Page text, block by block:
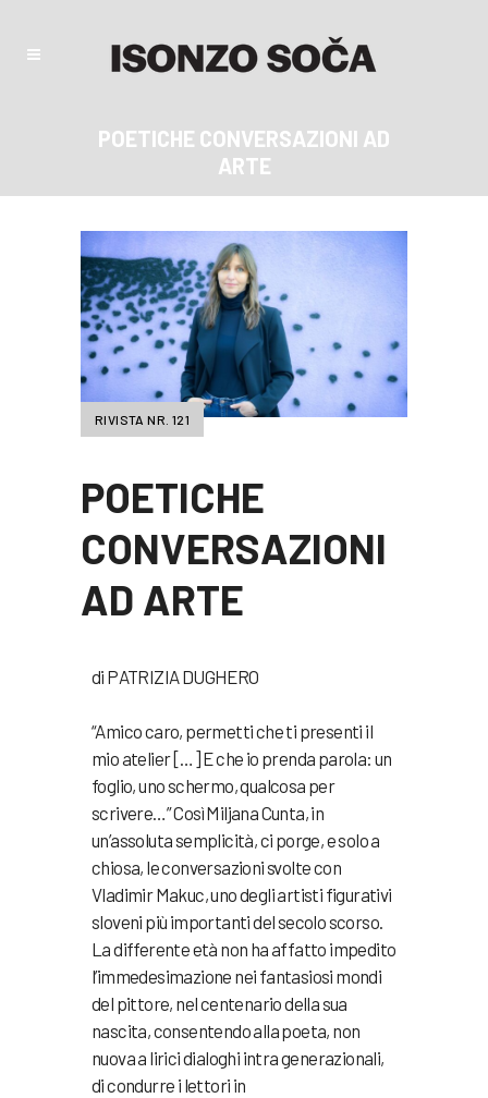
POETICHE CONVERSAZIONI AD
ARTE
RIVISTA NR. 121
POETICHE
CONVERSAZIONI
AD ARTE
di PATRIZIA DUGHERO
“Amico caro, permetti che ti presenti il
mio atelier […] E che io prenda parola: un
foglio, uno schermo, qualcosa per
scrivere…” Così Miljana Cunta, in
un’assoluta semplicità, ci porge, e solo a
chiosa, le conversazioni svolte con
Vladimir Makuc, uno degli artisti figurativi
sloveni più importanti del secolo scorso.
La differente età non ha affatto impedito
l’immedesimazione nei fantasiosi mondi
del pittore, nel centenario della sua
nascita, consentendo alla poeta, non
nuova a lirici dialoghi intra generazionali,
di condurre i lettori in